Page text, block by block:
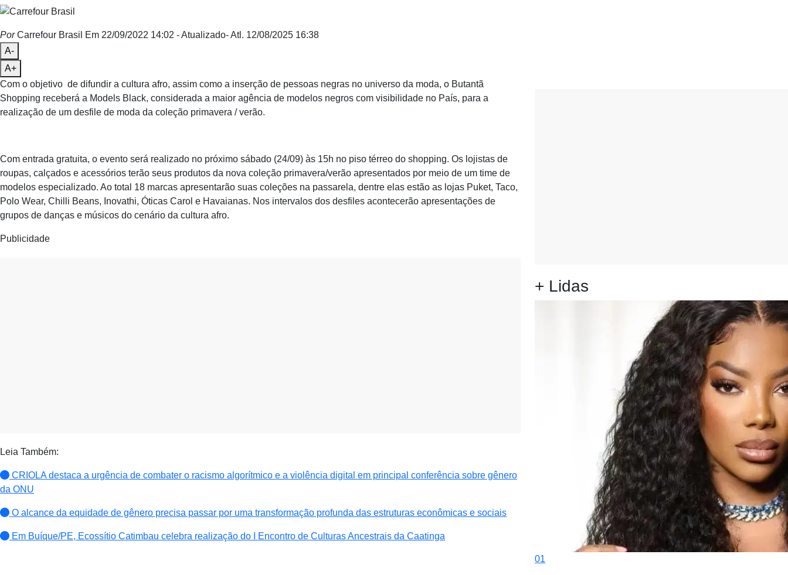
PorCarrefour Brasil Em 22/09/2022 14:02 - Atualizado- Atl. 12/08/2025 16:38
A-
A+
Com o objetivo de difundir a cultura afro, assim como a inserção de pessoas negras no universo da moda, o Butantã
Shopping receberá a Models Black, considerada a maior agência de modelos negros com visibilidade no País, para a
realização de um desfile de moda da coleção primavera / verão.
Com entrada gratuita, o evento será realizado no próximo sábado (24/09) às 15h no piso térreo do shopping. Os lojistas de
roupas, calçados e acessórios terão seus produtos da nova coleção primavera/verão apresentados por meio de um time de
modelos especializado. Ao total 18 marcas apresentarão suas coleções na passarela, dentre elas estão as lojas Puket, Taco,
Polo Wear, Chilli Beans, Inovathi, Óticas Carol e Havaianas. Nos intervalos dos desfiles acontecerão apresentações de
grupos de danças e músicos do cenário da cultura afro.
Publicidade
Leia Também:
CRIOLA destaca a urgência de combater o racismo algorítmico e a violência digital em principal conferência sobre gênero
da ONU
O alcance da equidade de gênero precisa passar por uma transformação profunda das estruturas econômicas e sociais
Em Buíque/PE, Ecossítio Catimbau celebra realização do I Encontro de Culturas Ancestrais da Caatinga
+ Lidas
01